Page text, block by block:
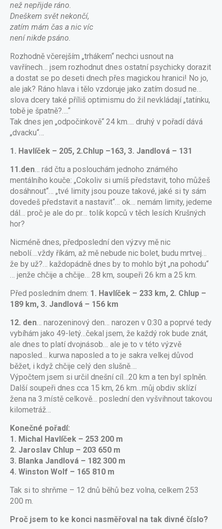
než nepřijde ráno.
Dneškem svět nekončí,
zatím mám čas a nic víc
není nikde psáno.
Rozhodně včerejším „trhákem“ nechci usnout na
vavřínech… jsem rozhodnut dnes ostatní psychicky dorazit
a dostat se po deseti dnech přes magickou hranici! No jo,
ale jak? Ráno hlava i tělo vzdoruje jako zatím dosud ne…
slova dcery také příliš optimismu do žil nevkládají „tatínku,
tobě je špatně?….“
Tak dnes jen „odpočinkově“ 24 km…. druhý v pořadí dává
„dvacku“…
1. Havlíček – 205, 2.Chlup –163, 3. Jandlová – 131
11.den… rád čtu a poslouchám jednoho známého
mentálního kouče: „Cokoliv si umíš představit, toho můžeš
dosáhnout“… „tvé limity jsou pouze takové, jaké si ty sám
dovedeš představit a nastavit“… ok… nemám limity, jedeme
dál… proč je ale do pr… tolik kopců v těch lesích Krušných
hor?
Nicméně dnes, předposlední den výzvy mě nic
nebolí….vždy říkám, až mě nebude nic bolet, budu mrtvej…
že by už?… každopádně dnes by to mohlo být „na pohodu“
… jenže chčije a chčije… 28 km, soupeři 26 km a 25 km.
Před posledním dnem: 1. Havlíček – 233 km, 2. Chlup –
189 km, 3. Jandlová – 156 km
12. den… narozeninový den… narozen v 0:30 a poprvé tedy
vybíhám jako 49-letý…čekal jsem, že každý rok bude znát,
ale dnes to platí dvojnásob… ale je to v této výzvě
naposled… kurwa naposled a to je sakra velkej důvod
běžet, i když chčije celý den slušně….
Výpočtem jsem si určil dnešní cíl…20 km a ten byl splněn.
Další soupeři dnes cca 15 km, 26 km…můj obdiv sklízí
žena na 3.místě celkově… poslední den vyšvihnout takovou
kilometráž…
Konečné pořadí:
1. Michal Havlíček – 253 200 m
2. Jaroslav Chlup – 203 650 m
3. Blanka Jandlová – 182 300 m
4. Winston Wolf – 165 810 m
Tak si to shrňme – 12 dnů běhů bez volna, celkem 253
200 m.
Proč jsem to ke konci nasměřoval na tak divné číslo?